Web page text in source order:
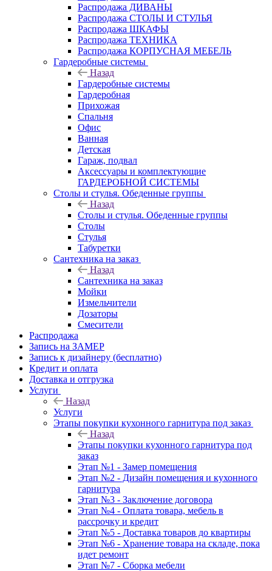
Распродажа ДИВАНЫ
Распродажа СТОЛЫ И СТУЛЬЯ
Распродажа ШКАФЫ
Распродажа ТЕХНИКА
Распродажа КОРПУСНАЯ МЕБЕЛЬ
Гардеробные системы
Назад
Гардеробные системы
Гардеробная
Прихожая
Спальня
Офис
Ванная
Детская
Гараж, подвал
Аксессуары и комплектующие
ГАРДЕРОБНОЙ СИСТЕМЫ
Столы и стулья. Обеденные группы
Назад
Столы и стулья. Обеденные группы
Столы
Стулья
Табуретки
Сантехника на заказ
Назад
Сантехника на заказ
Мойки
Измельчители
Дозаторы
Смесители
Распродажа
Запись на ЗАМЕР
Запись к дизайнеру (бесплатно)
Кредит и оплата
Доставка и отгрузка
Услуги
Назад
Услуги
Этапы покупки кухонного гарнитура под заказ
Назад
Этапы покупки кухонного гарнитура под
заказ
Этап №1 - Замер помещения
Этап №2 - Дизайн помещения и кухонного
гарнитура
Этап №3 - Заключение договора
Этап №4 - Оплата товара, мебель в
рассрочку и кредит
Этап №5 - Доставка товаров до квартиры
Этап №6 - Хранение товара на складе, пока
идет ремонт
Этап №7 - Сборка мебели